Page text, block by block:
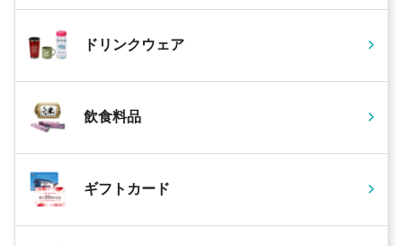
ドリンクウェア
飲食料品
ギフトカード